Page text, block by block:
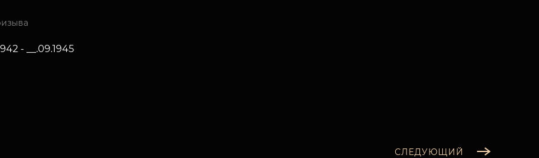
- __.09.1945
СЛЕДУЮЩИЙ